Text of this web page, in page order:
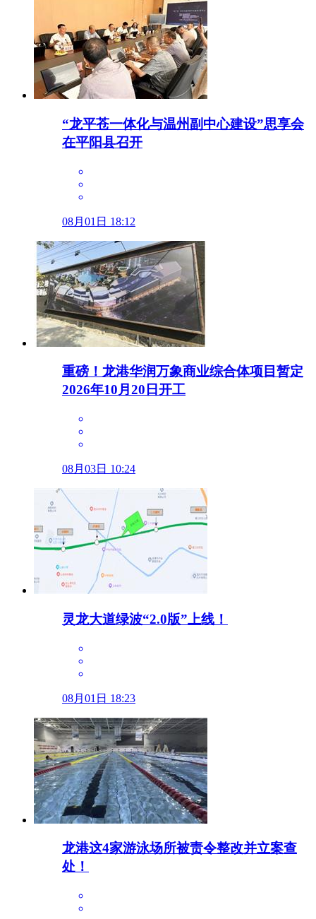
“龙平苍一体化与温州副中心建设”思享会
在平阳县召开
08月01日 18:12
重磅！龙港华润万象商业综合体项目暂定
2026年10月20日开工
08月03日 10:24
灵龙大道绿波“2.0版”上线！
08月01日 18:23
龙港这4家游泳场所被责令整改并立案查
处！